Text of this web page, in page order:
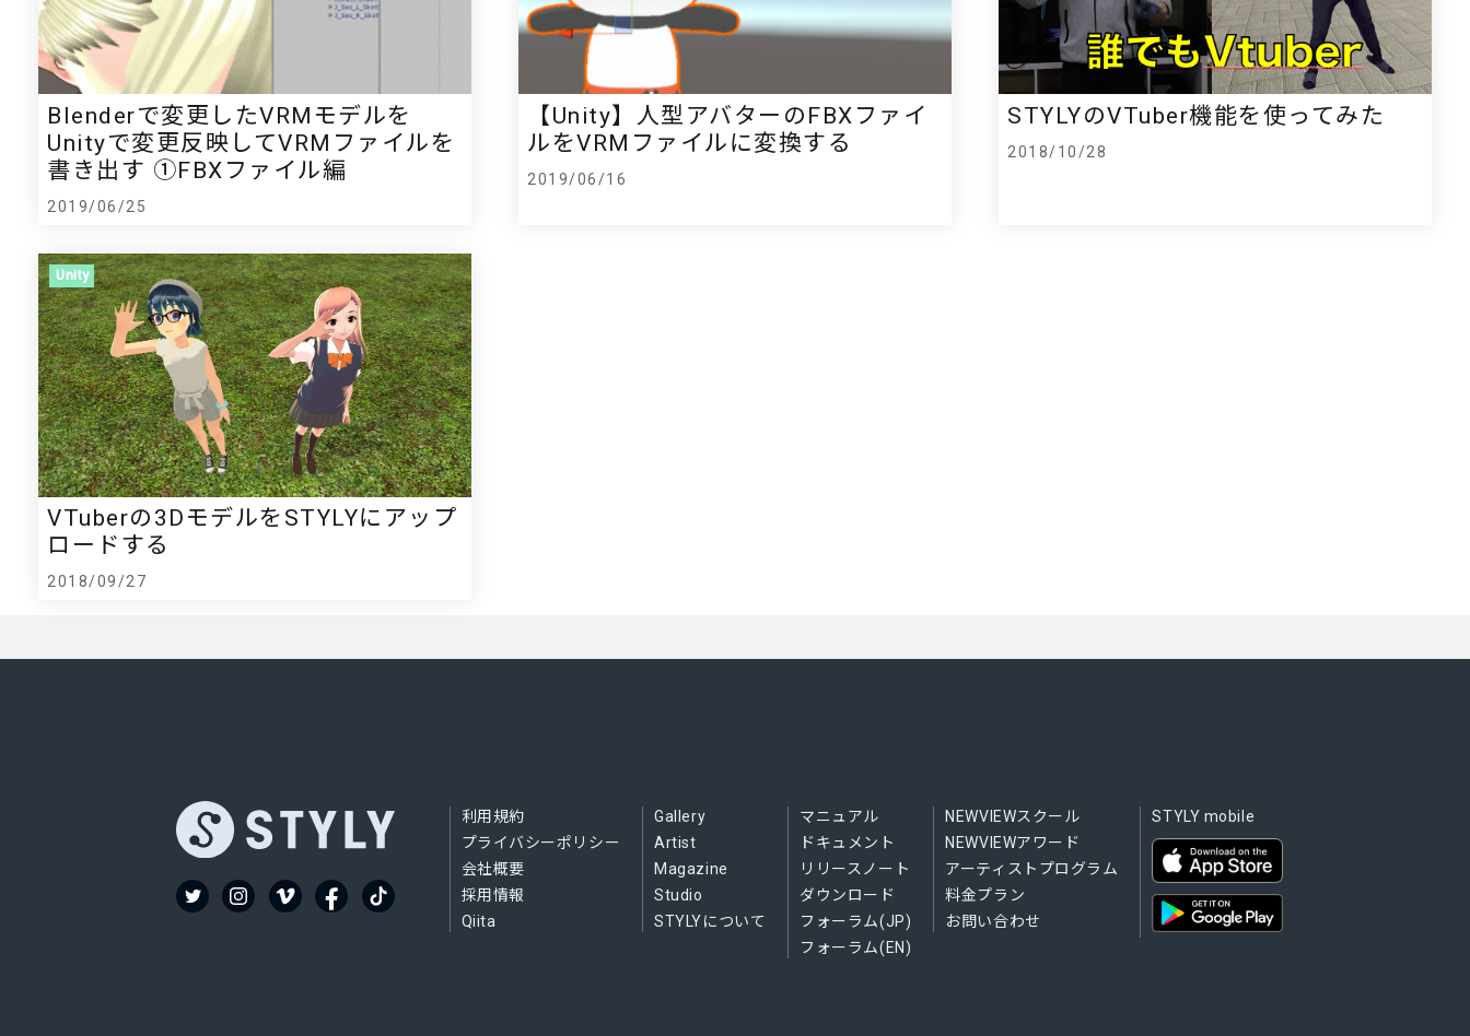
Blenderで変更したVRMモデルを
Unityで変更反映してVRMファイルを
書き出す ①FBXファイル編
2019/06/25
【Unity】人型アバターのFBXファイ
ルをVRMファイルに変換する
2019/06/16
STYLYのVTuber機能を使ってみた
2018/10/28
Unity
VTuberの3DモデルをSTYLYにアップ
ロードする
2018/09/27
利用規約
プライバシーポリシー
会社概要
採用情報
Qiita
Gallery
Artist
Magazine
Studio
STYLYについて
マニュアル
ドキュメント
リリースノート
ダウンロード
フォーラム(JP)
フォーラム(EN)
NEWVIEWスクール
NEWVIEWアワード
アーティストプログラム
料金プラン
お問い合わせ
STYLY mobile